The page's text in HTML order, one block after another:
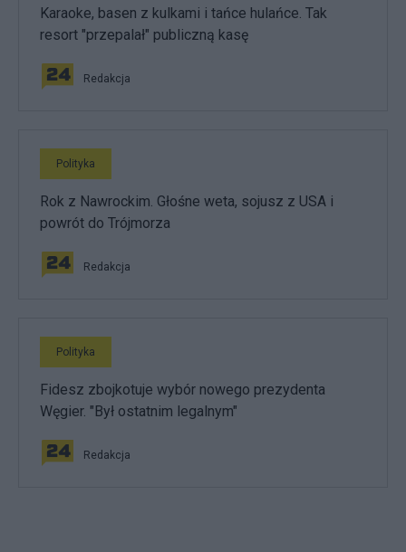
Karaoke, basen z kulkami i tańce hulańce. Tak
resort "przepalał" publiczną kasę
Redakcja
Polityka
Rok z Nawrockim. Głośne weta, sojusz z USA i
powrót do Trójmorza
Redakcja
Polityka
Fidesz zbojkotuje wybór nowego prezydenta
Węgier. "Był ostatnim legalnym"
Redakcja